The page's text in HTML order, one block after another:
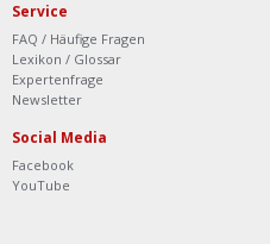
Service
FAQ / Häufige Fragen
Lexikon / Glossar
Expertenfrage
Newsletter
Social Media
Facebook
YouTube